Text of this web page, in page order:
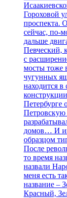
Гороховой
проспекта.
сейчас, по-
дальше
Певческий,
с
мосты тоже
чугунных
находится в
Петербурге
Петровскую
домов… И
образцом
После
то время
назвали
меня есть
название –
Красный,